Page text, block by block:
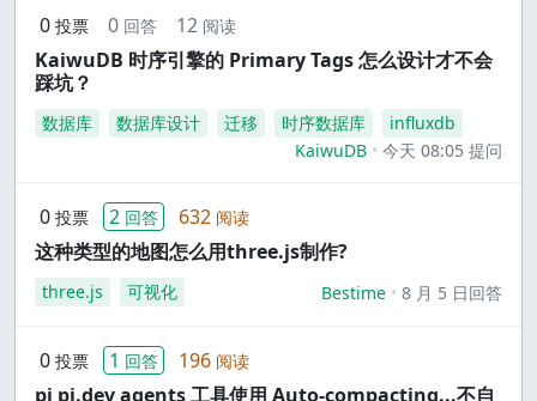
0 投票 0 回答 12 阅读
KaiwuDB 时序引擎的 Primary Tags 怎么设计才不会
踩坑？
数据库 数据库设计 迁移 时序数据库
influxdb
KaiwuDB
今天 08:05 提问
0 投票 2 回答 632 阅读
这种类型的地图怎么用three.js制作?
three.js 可视化 Bestime 8 月 5 日回答
0 投票 1 回答 196 阅读
pi pi.dev agents 工具使用 Auto-compacting...不自